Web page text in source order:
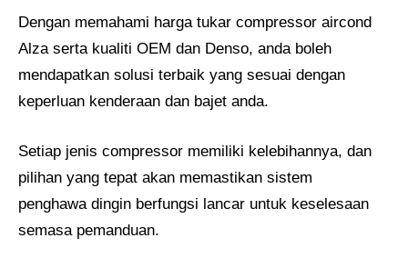
Dengan memahami harga tukar compressor aircond
Alza serta kualiti OEM dan Denso, anda boleh
mendapatkan solusi terbaik yang sesuai dengan
keperluan kenderaan dan bajet anda.
Setiap jenis compressor memiliki kelebihannya, dan
pilihan yang tepat akan memastikan sistem
penghawa dingin berfungsi lancar untuk keselesaan
semasa pemanduan.